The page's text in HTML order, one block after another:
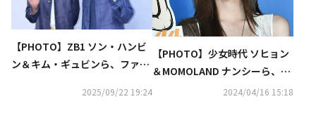
【PHOTO】ZB1 ソン・ハンビ
ン＆キム・ギュビンら、ファッ
LLECTION」のイベントに出席
2025/09/22 19:24
【PHOTO】少女時代 ソヒョン
＆MOMOLAND ナンシーら、映
画「犯罪都市4」VIP試写会に出
2024/04/16 15:18